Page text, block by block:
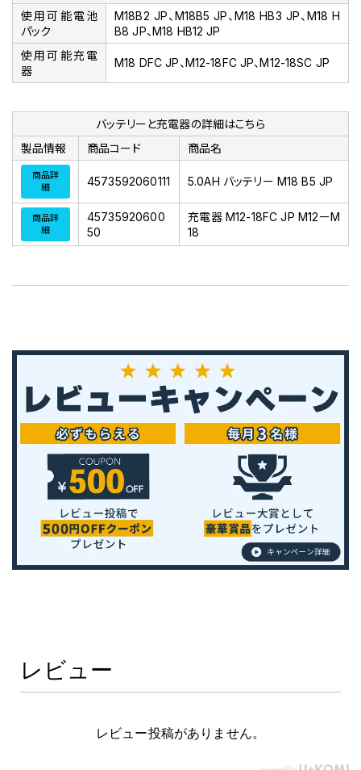
使用可能電池
パック
M18B2 JP、M18B5 JP、M18 HB3 JP、M18 H
B8 JP、M18 HB12 JP
使用可能充電
器
M18 DFC JP、M12-18FC JP、M12-18SC JP
バッテリーと充電器の詳細はこちら
製品情報
商品コード 商品名
商品詳
細
4573592060111 5.0AH バッテリー M18 B5 JP
商品詳
細
45735920600
50
充電器 M12-18FC JP M12ーM
18
レビュー
レビュー投稿がありません。